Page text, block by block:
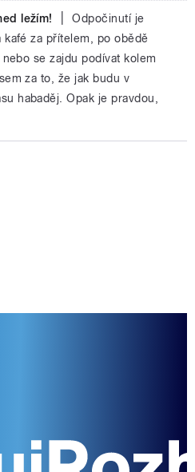
ležím!
Odpočinutí je
kafé za přítelem, po obědě
se zajdu podívat kolem
za to, že jak budu v
habaděj. Opak je pravdou,